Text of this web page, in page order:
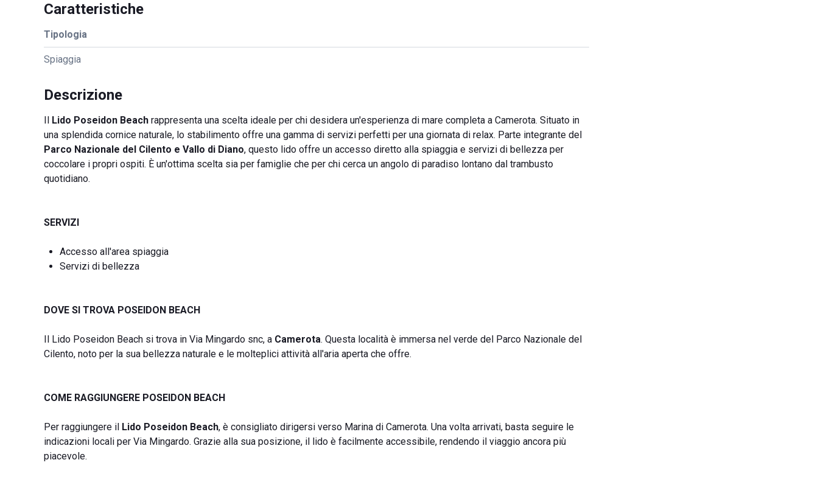
Caratteristiche
Tipologia
Spiaggia
Descrizione
Il Lido Poseidon Beach rappresenta una scelta ideale per chi desidera un'esperienza di mare completa a Camerota. Situato in
una splendida cornice naturale, lo stabilimento offre una gamma di servizi perfetti per una giornata di relax. Parte integrante del
Parco Nazionale del Cilento e Vallo di Diano, questo lido offre un accesso diretto alla spiaggia e servizi di bellezza per
coccolare i propri ospiti. È un'ottima scelta sia per famiglie che per chi cerca un angolo di paradiso lontano dal trambusto
quotidiano.
SERVIZI
Accesso all'area spiaggia
Servizi di bellezza
DOVE SI TROVA POSEIDON BEACH
Il Lido Poseidon Beach si trova in Via Mingardo snc, a Camerota. Questa località è immersa nel verde del Parco Nazionale del
Cilento, noto per la sua bellezza naturale e le molteplici attività all'aria aperta che offre.
COME RAGGIUNGERE POSEIDON BEACH
Per raggiungere il Lido Poseidon Beach, è consigliato dirigersi verso Marina di Camerota. Una volta arrivati, basta seguire le
indicazioni locali per Via Mingardo. Grazie alla sua posizione, il lido è facilmente accessibile, rendendo il viaggio ancora più
piacevole.